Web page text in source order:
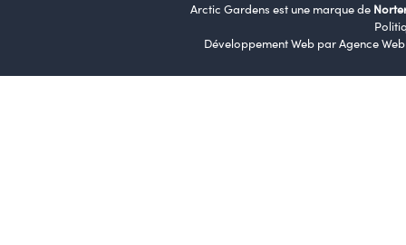
Arctic Gardens est une marque de
Développement Web parAgence